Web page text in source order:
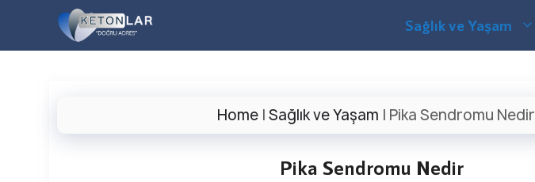
Sağlık ve Yaşam
Home| Sağlık ve Yaşam | Pika Sendromu Nedir
Pika Sendromu Nedir